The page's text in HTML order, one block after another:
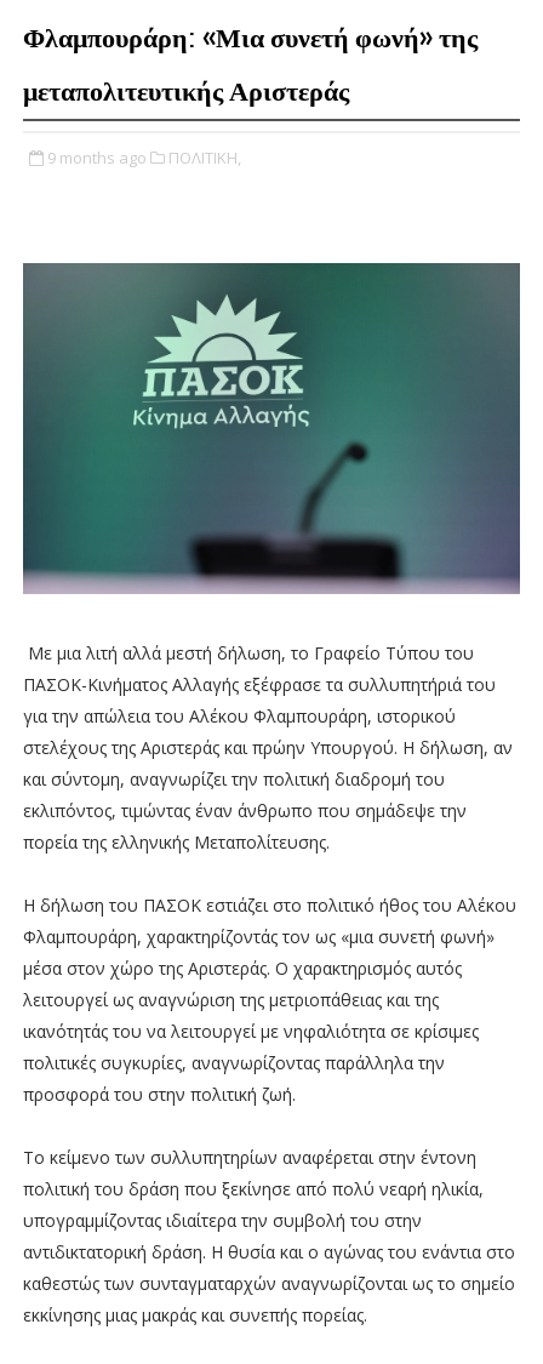
Φλαμπουράρη: «Μια συνετή φωνή» της
μεταπολιτευτικής Αριστεράς
9 months ago ΠΟΛΙΤΙΚΗ,
Με μια λιτή αλλά μεστή δήλωση, το Γραφείο Τύπου του
ΠΑΣΟΚ-Κινήματος Αλλαγής εξέφρασε τα συλλυπητήριά του
για την απώλεια του Αλέκου Φλαμπουράρη, ιστορικού
στελέχους της Αριστεράς και πρώην Υπουργού. Η δήλωση, αν
και σύντομη, αναγνωρίζει την πολιτική διαδρομή του
εκλιπόντος, τιμώντας έναν άνθρωπο που σημάδεψε την
πορεία της ελληνικής Μεταπολίτευσης.
Η δήλωση του ΠΑΣΟΚ εστιάζει στο πολιτικό ήθος του Αλέκου
Φλαμπουράρη, χαρακτηρίζοντάς τον ως «μια συνετή φωνή»
μέσα στον χώρο της Αριστεράς. Ο χαρακτηρισμός αυτός
λειτουργεί ως αναγνώριση της μετριοπάθειας και της
ικανότητάς του να λειτουργεί με νηφαλιότητα σε κρίσιμες
πολιτικές συγκυρίες, αναγνωρίζοντας παράλληλα την
προσφορά του στην πολιτική ζωή.
Το κείμενο των συλλυπητηρίων αναφέρεται στην έντονη
πολιτική του δράση που ξεκίνησε από πολύ νεαρή ηλικία,
υπογραμμίζοντας ιδιαίτερα την συμβολή του στην
αντιδικτατορική δράση. Η θυσία και ο αγώνας του ενάντια στο
καθεστώς των συνταγματαρχών αναγνωρίζονται ως το σημείο
εκκίνησης μιας μακράς και συνεπής πορείας.